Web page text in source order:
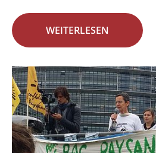
WEITERLESEN